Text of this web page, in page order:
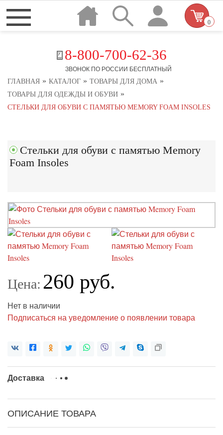
8-800-700-62-36
ЗВОНОК ПО РОССИИ БЕСПЛАТНЫЙ
0
ГЛАВНАЯ » КАТАЛОГ » ТОВАРЫ ДЛЯ ДОМА »
ТОВАРЫ ДЛЯ ОДЕЖДЫ И ОБУВИ »
СТЕЛЬКИ ДЛЯ ОБУВИ С ПАМЯТЬЮ MEMORY FOAM INSOLES
Стельки для обуви с памятью Memory
Foam Insoles
Цена: 260 руб.
Нет в наличии
Подписаться на уведомление о появлении товара
Доставка
ОПИСАНИЕ ТОВАРА